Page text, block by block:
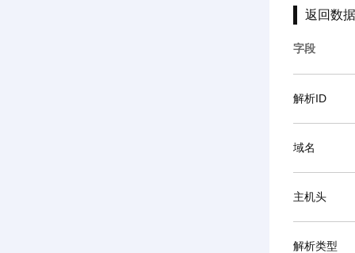
返回数据
字段
解析ID
域名
主机头
解析类型